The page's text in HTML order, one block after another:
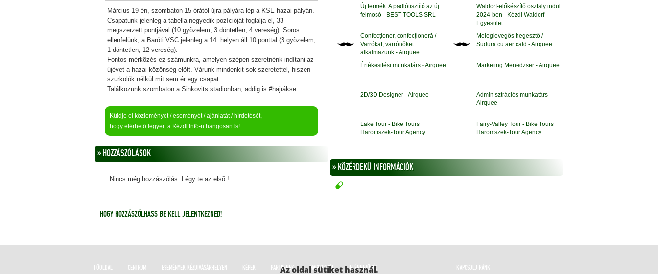
Március 19-én, szombaton 15 órától újra pályára lép a KSE hazai pályán.
Csapatunk jelenleg a tabella negyedik pozícióját foglalja el, 33
megszerzett pontjával (10 gyõzelem, 3 döntetlen, 4 vereség). Soros
ellenfelünk, a Baróti VSC jelenleg a 14. helyen áll 10 ponttal (3 gyõzelem,
1 döntetlen, 12 vereség).
Fontos mérkõzés ez számunkra, amelyen szépen szeretnénk indítani az
újévet a hazai közönség elõtt. Várunk mindenkit sok szeretettel, hiszen
szurkolók nélkül mit sem ér egy csapat.
Találkozunk szombaton a Sinkovits stadionban, addig is #hajrákse
Küldje el közleményét / eseményét / ajánlatát / hírdetését,
hogy elérhető legyen a Kézdi Infó-n hangosan is!
» HOZZÁSZÓLÁSOK
Nincs még hozzászólás. Légy te az elsõ !
HOGY HOZZÁSZÓLHASS BE KELL JELENTKEZNED!
Új termék: A padlótisztító az új
felmosó - BEST TOOLS SRL
Waldorf-előkészítő osztály indul
2024-ben - Kézdi Waldorf
Egyesület
Confecționer, confecționeră /
Varrókat, varrónőket
alkalmazunk - Airquee
Meleglevegős hegesztő /
Sudura cu aer cald - Airquee
Értékesitési munkatárs - Airquee Marketing Menedzser - Airquee
2D/3D Designer - Airquee
Adminisztrációs munkatárs -
Airquee
Lake Tour - Bike Tours
Haromszek-Tour Agency
Fairy-Valley Tour - Bike Tours
Haromszek-Tour Agency
» KÖZÉRDEKŰ INFORMÁCIÓK
FŐOLDAL CENTRUM ESEMÉNYEK KÉZDIVÁSÁRHELYEN KÉPEK PARTNEREK MAGUNKRÓL ELÉRHETŐSÉG KAPCSOLJ RÁNK
Az oldal sütiket használ.